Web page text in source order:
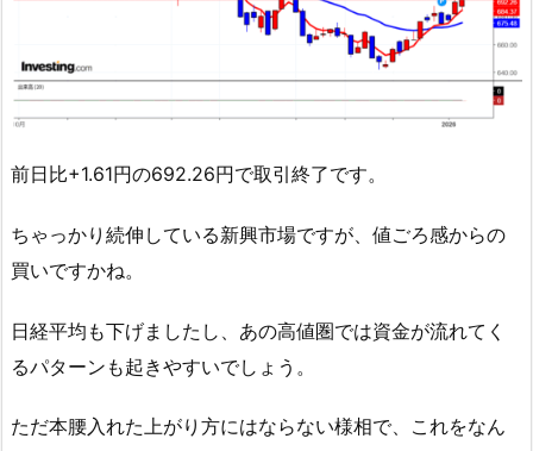
前日比+1.61円の692.26円で取引終了です。
ちゃっかり続伸している新興市場ですが、値ごろ感からの
買いですかね。
日経平均も下げましたし、あの高値圏では資金が流れてく
るパターンも起きやすいでしょう。
ただ本腰入れた上がり方にはならない様相で、これをなん